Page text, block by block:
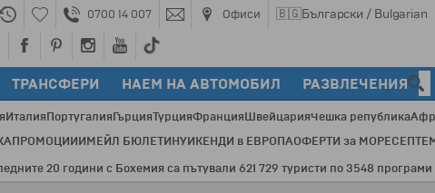
0700 14 007 Офиси 🇧🇬Български / Bulgarian
ТРАНСФЕРИ НАЕМ НА АВТОМОБИЛ РАЗВЛЕЧЕНИЯ
ИталияПортугалияГърцияТурцияФранцияШвейцарияЧешка република
ПРОМОЦИИИМЕЙЛ БЮЛЕТИНУИКЕНДИ в ЕВРОПАОФЕРТИ за МОРЕ
20 години с Бохемия са пътували 621 729 туристи по 3548 програми и